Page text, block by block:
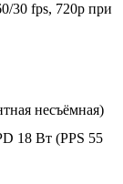
30 fps, 720p при
несъёмная)
18 Вт (PPS 55